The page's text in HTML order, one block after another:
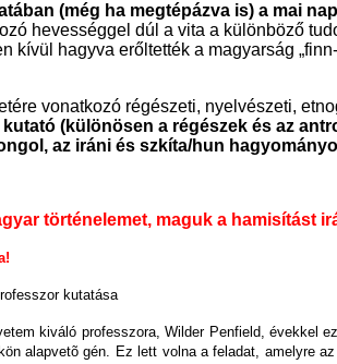
(még ha megtépázva is) a mai
hevességgel dúl a vita a különböző
kívül hagyva erőltették a magyarság
vonatkozó régészeti, nyelvészeti,
kutató (különösen a régészek és az
az iráni és szkíta/hun
történelemet, maguk a hamisítást
kutatása
kiváló professzora, Wilder Penfield, évekkel
alapvetõ gén. Ez lett volna a feladat, amelyre